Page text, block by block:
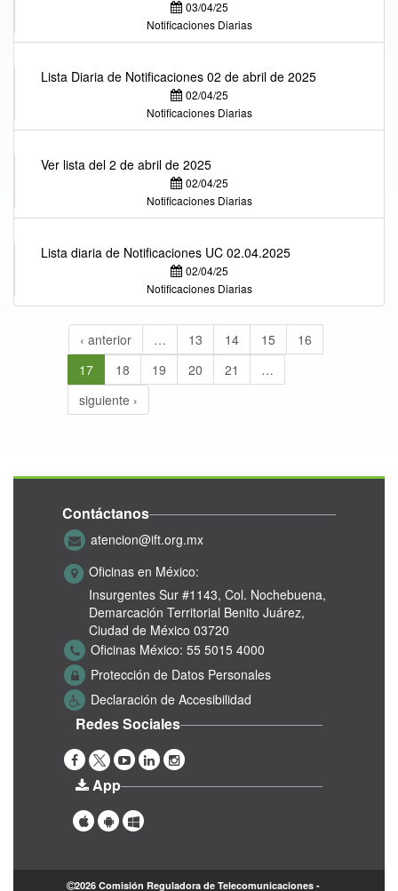
03/04/25
Notificaciones Diarias
Lista Diaria de Notificaciones 02 de abril de 2025
02/04/25
Notificaciones Diarias
Ver lista del 2 de abril de 2025
02/04/25
Notificaciones Diarias
Lista diaria de Notificaciones UC 02.04.2025
02/04/25
Notificaciones Diarias
‹ anterior … 13 14 15
16
17
18 19 20 21
…
siguiente ›
Contáctanos
atencion@ift.org.mx
Oficinas en México:
Insurgentes Sur #1143, Col. Nochebuena,
Demarcación Territorial Benito Juárez,
Ciudad de México 03720
Oficinas México: 55 5015 4000
Protección de Datos Personales
Declaración de Accesibilidad
Redes Sociales
App
2026 Comisión Reguladora de Telecomunicaciones -